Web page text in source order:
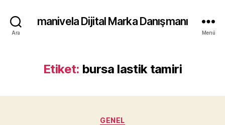
Ara
manivela Dijital Marka Danışmanı
Menü
Etiket: bursa lastik tamiri
Kategoriler
GENEL